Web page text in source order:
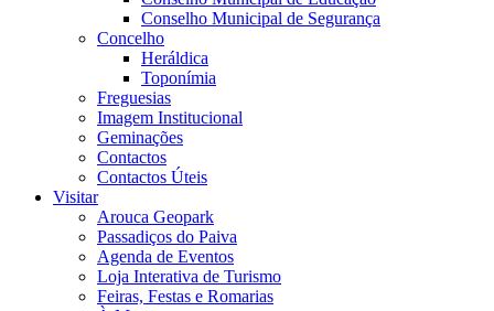
Conselho Municipal de Segurança
Concelho
Heráldica
Toponímia
Freguesias
Imagem Institucional
Geminações
Contactos
Contactos Úteis
Visitar
Arouca Geopark
Passadiços do Paiva
Agenda de Eventos
Loja Interativa de Turismo
Feiras, Festas e Romarias